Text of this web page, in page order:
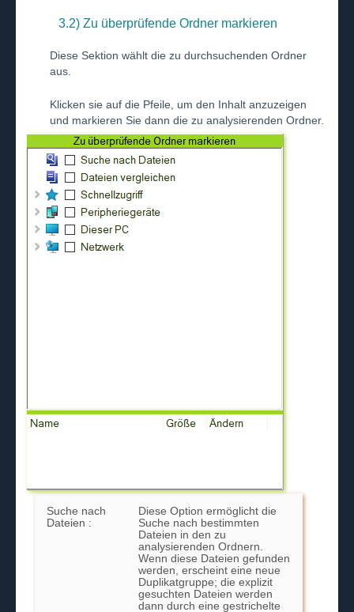
3.2) Zu überprüfende Ordner markieren
Diese Sektion wählt die zu durchsuchenden Ordner
aus.
Klicken sie auf die Pfeile, um den Inhalt anzuzeigen
und markieren Sie dann die zu analysierenden Ordner.
Suche nach
Dateien :
Diese Option ermöglicht die
Suche nach bestimmten
Dateien in den zu
analysierenden Ordnern.
Wenn diese Dateien gefunden
werden, erscheint eine neue
Duplikatgruppe; die explizit
gesuchten Dateien werden
dann durch eine gestrichelte